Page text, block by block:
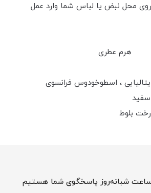
روی محل نبض یا لباس شما وارد عمل
هرم عطری
، اسطوخودوس فرانسوی
سفید
بلوط